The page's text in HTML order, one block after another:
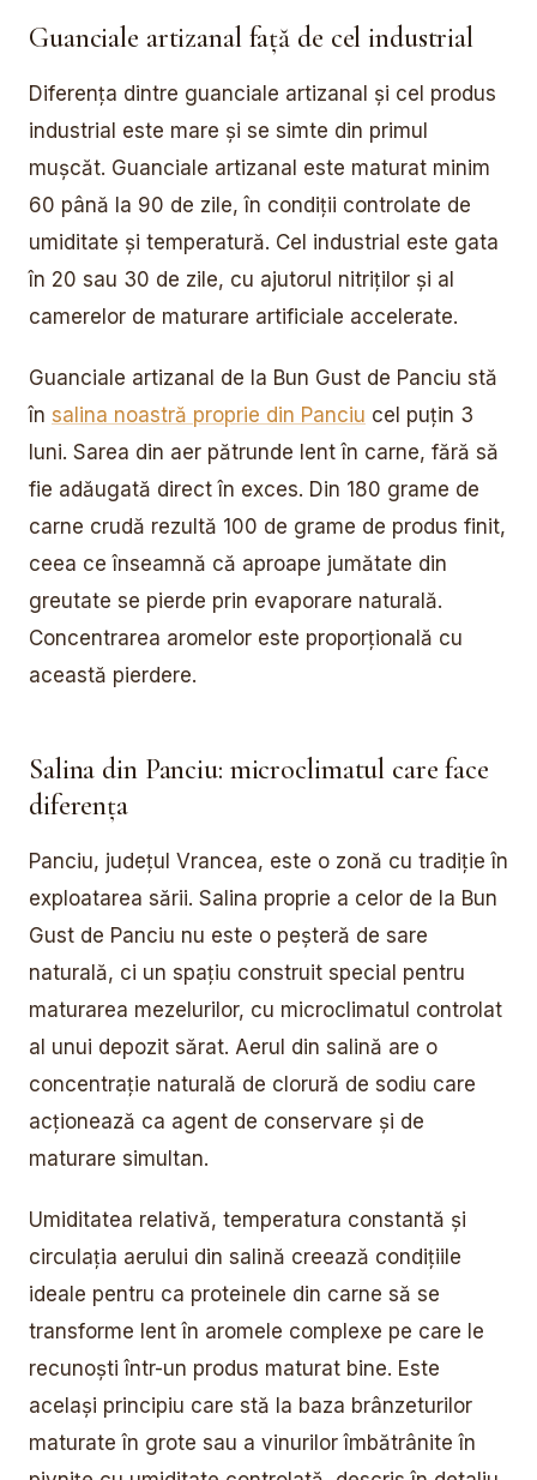
Guanciale artizanal față de cel industrial
Diferența dintre guanciale artizanal și cel produs
industrial este mare și se simte din primul
mușcăt. Guanciale artizanal este maturat minim
60 până la 90 de zile, în condiții controlate de
umiditate și temperatură. Cel industrial este gata
în 20 sau 30 de zile, cu ajutorul nitriților și al
camerelor de maturare artificiale accelerate.
Guanciale artizanal de la Bun Gust de Panciu stă
în salina noastră proprie din Panciu cel puțin 3
luni. Sarea din aer pătrunde lent în carne, fără să
fie adăugată direct în exces. Din 180 grame de
carne crudă rezultă 100 de grame de produs finit,
ceea ce înseamnă că aproape jumătate din
greutate se pierde prin evaporare naturală.
Concentrarea aromelor este proporțională cu
această pierdere.
Salina din Panciu: microclimatul care face
diferența
Panciu, județul Vrancea, este o zonă cu tradiție în
exploatarea sării. Salina proprie a celor de la Bun
Gust de Panciu nu este o peșteră de sare
naturală, ci un spațiu construit special pentru
maturarea mezelurilor, cu microclimatul controlat
al unui depozit sărat. Aerul din salină are o
concentrație naturală de clorură de sodiu care
acționează ca agent de conservare și de
maturare simultan.
Umiditatea relativă, temperatura constantă și
circulația aerului din salină creează condițiile
ideale pentru ca proteinele din carne să se
transforme lent în aromele complexe pe care le
recunoști într-un produs maturat bine. Este
același principiu care stă la baza brânzeturilor
maturate în grote sau a vinurilor îmbătrânite în